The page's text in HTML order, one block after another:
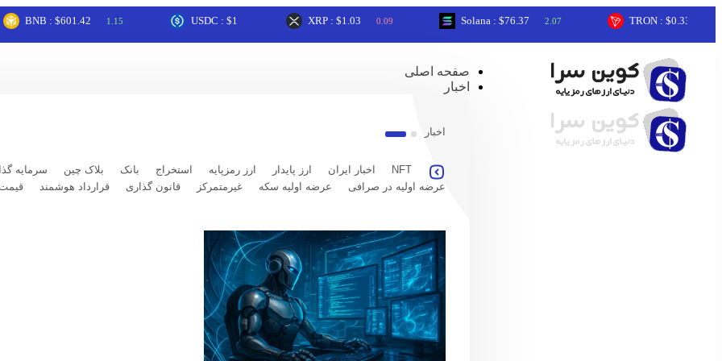
: $601.42 1.15 USDC : $1 XRP : $1.03 0.09 Solana : $76.37 2.07 TRON : $0.33 0.59
صفحه اصلی
اخبار
اخبار
NFT اخبار ایران ارز پایدار ارز رمزپایه استخراج بانک بلاک چین سرمایه
عرضه اولیه در صرافی
عرضه اولیه سکه غیرمتمرکز قانون گذاری قرارداد هوشمند